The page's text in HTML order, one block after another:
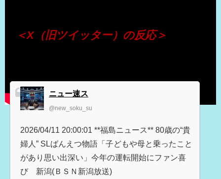
＜X（旧ツイッター）の反応＞
ニュー速ス
@new_soku_su
2026/04/11 20:00:01 **福島ニュース** 80歳の“貴
婦人” SLばんえつ物語「子どもや母と乗ったこと
があり思い出深い」今年の運転開始にファン喜
び 新潟(ＢＳＮ新潟放送)